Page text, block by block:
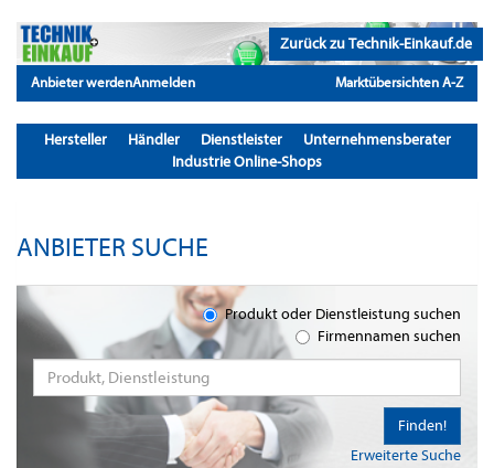
Zurück zu Technik-Einkauf.de
Anbieter werdenAnmelden Marktübersichten A-Z
Hersteller Händler Dienstleister
Unternehmensberater
Industrie Online-Shops
ANBIETER SUCHE
Produkt oder Dienstleistung suchen
Firmennamen suchen
Erweiterte Suche
Finden!